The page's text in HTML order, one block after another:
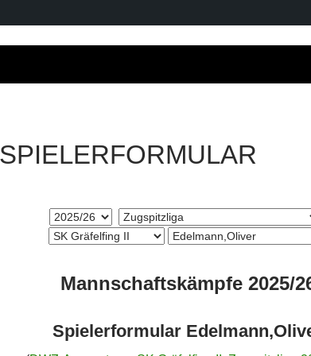
SPIELERFORMULAR
Mannschaftskämpfe 2025/
Spielerformular